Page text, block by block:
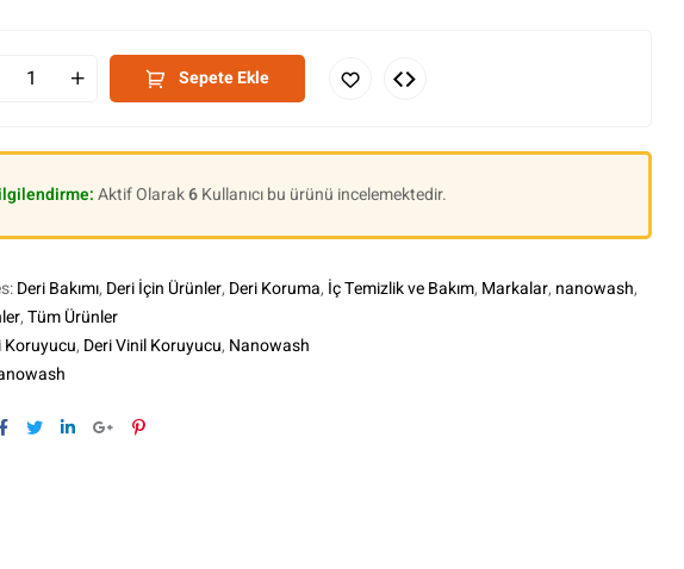
Sepete Ekle
Aktif Olarak6Kullanıcı bu ürünü incelemektedir.
Deri Bakımı, Deri İçin Ürünler, Deri Koruma, İç Temizlik ve Bakım, Markalar, nanowash,
,Tüm Ürünler
Koruyucu, Deri Vinil Koruyucu, Nanowash
Facebook
TwitterLinkedinGoogle+Pinterest